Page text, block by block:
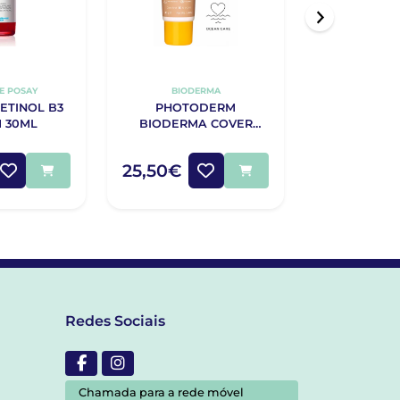
POSAY
B3
30ML
BIODERMA
PHOTODERM
BIODERMA COVER
SPF50
25,50€
Redes Sociais
Chamada para a rede móvel